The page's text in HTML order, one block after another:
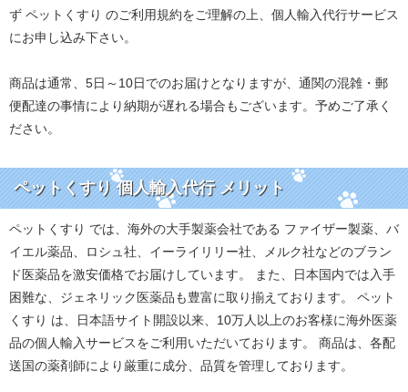
ず ペットくすり のご利用規約をご理解の上、個人輸入代行サービス
にお申し込み下さい。
商品は通常、5日～10日でのお届けとなりますが、通関の混雑・郵
便配達の事情により納期が遅れる場合もございます。予めご了承く
ださい。
ペットくすり 個人輸入代行 メリット
ペットくすり では、海外の大手製薬会社である ファイザー製薬、バ
イエル薬品、ロシュ社、イーライリリー社、メルク社などのブラン
ド医薬品を激安価格でお届けしています。 また、日本国内では入手
困難な、ジェネリック医薬品も豊富に取り揃えております。 ペット
くすり は、日本語サイト開設以来、10万人以上のお客様に海外医薬
品の個人輸入サービスをご利用いただいております。 商品は、各配
送国の薬剤師により厳重に成分、品質を管理しております。